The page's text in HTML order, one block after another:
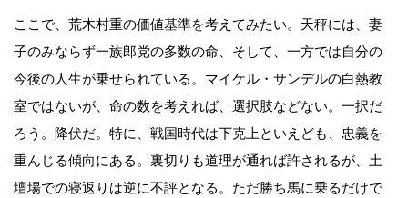
ここで、荒木村重の価値基準を考えてみたい。天秤には、妻
子のみならず一族郎党の多数の命、そして、一方では自分の
今後の人生が乗せられている。マイケル・サンデルの白熱教
室ではないが、命の数を考えれば、選択肢などない。一択だ
ろう。降伏だ。特に、戦国時代は下克上といえども、忠義を
重んじる傾向にある。裏切りも道理が通れば許されるが、土
壇場での寝返りは逆に不評となる。ただ勝ち馬に乗るだけで